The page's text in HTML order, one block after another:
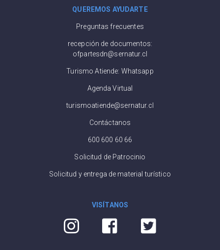
QUEREMOS AYUDARTE
Preguntas frecuentes
recepción de documentos:
ofpartesdn@sernatur.cl
Turismo Atiende: Whatsapp
Agenda Virtual
turismoatiende@sernatur.cl
Contáctanos
600 600 60 66
Solicitud de Patrocinio
Solicitud y entrega de material turístico
VISÍTANOS